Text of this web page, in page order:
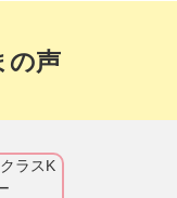
の声